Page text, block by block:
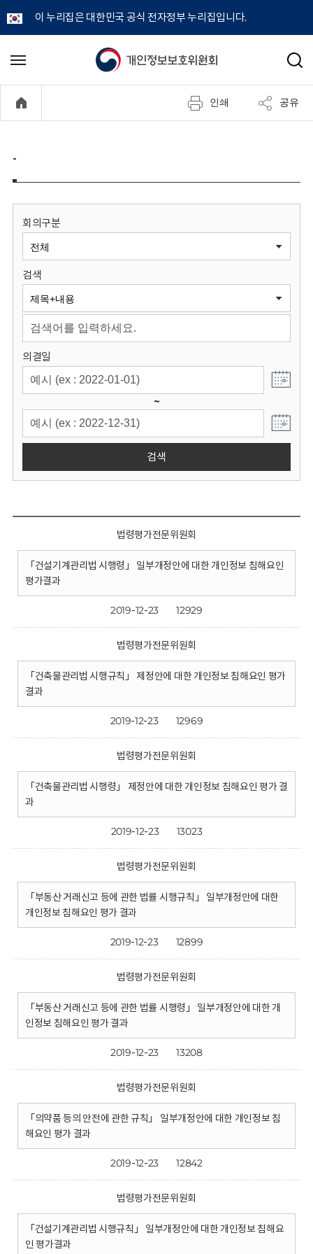
이 누리집은 대한민국 공식 전자정부 누리집입니다.
개
정
보
원
회
메
기
검
인쇄 공유
-
회의구분
검색
의결일
~
검색
법령평가전문위원회
「건설기계관리법 시행령」 일부개정안에 대한 개인정보 침해요인
평가결과
2019-12-23 12929
법령평가전문위원회
「건축물관리법 시행규칙」 제정안에 대한 개인정보 침해요인 평가
결과
2019-12-23 12969
법령평가전문위원회
「건축물관리법 시행령」 제정안에 대한 개인정보 침해요인 평가 결
과
2019-12-23 13023
법령평가전문위원회
「부동산 거래신고 등에 관한 법률 시행규칙」 일부개정안에 대한
개인정보 침해요인 평가 결과
2019-12-23 12899
법령평가전문위원회
「부동산 거래신고 등에 관한 법률 시행령」 일부개정안에 대한 개
인정보 침해요인 평가 결과
2019-12-23 13208
법령평가전문위원회
「의약품 등의 안전에 관한 규칙」 일부개정안에 대한 개인정보 침
해요인 평가 결과
2019-12-23 12842
법령평가전문위원회
「건설기계관리법 시행규칙」 일부개정안에 대한 개인정보 침해요
인 평가결과